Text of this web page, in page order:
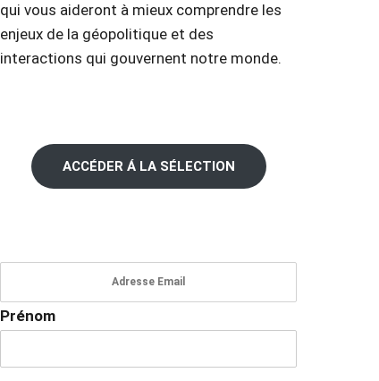
qui vous aideront à mieux comprendre les
enjeux de la géopolitique et des
interactions qui gouvernent notre monde.
ACCÉDER Á LA SÉLECTION
Prénom